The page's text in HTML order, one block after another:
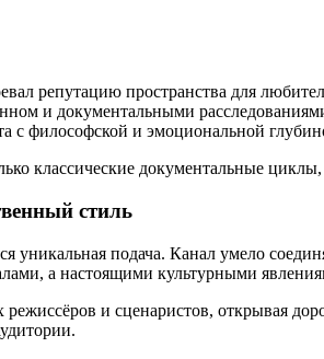
репутацию пространства для
и документальными
с философской и эмоциональной
классические документальные
стиль
уникальная подача. Канал умело
а настоящими культурными
и сценаристов, открывая